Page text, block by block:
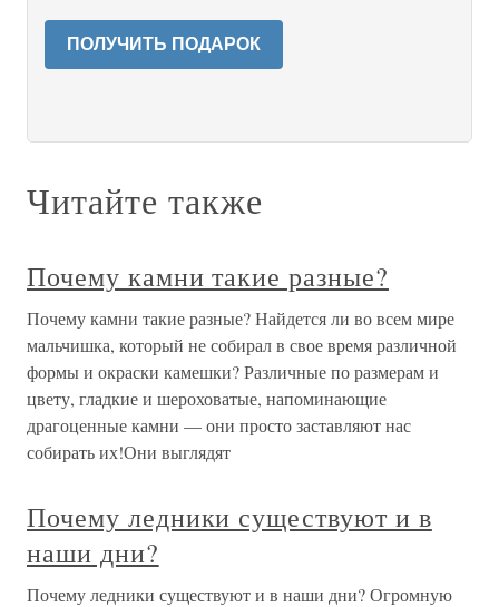
ПОЛУЧИТЬ ПОДАРОК
Читайте также
Почему камни такие разные?
Почему камни такие разные? Найдется ли во всем мире
мальчишка, который не собирал в свое время различной
формы и окраски камешки? Различные по размерам и
цвету, гладкие и шероховатые, напоминающие
драгоценные камни — они просто заставляют нас
собирать их!Они выглядят
Почему ледники существуют и в
наши дни?
Почему ледники существуют и в наши дни? Огромную